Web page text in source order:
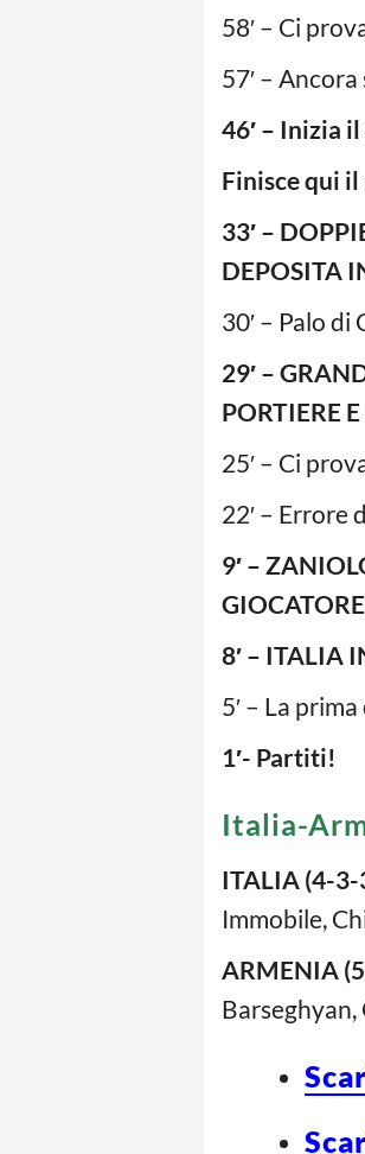
58′ – Ci
57′ –
46′ – Inizia
Finisce qui
33′ –
DEPOSITA
30′ – Palo
29′ –
PORTIERE
25′ – Ci
22′ –
9′ –
8′ – ITALIA
5′ – La
1′- Partiti!
Italia-
ITALIA (4-3-
Immobile,
ARMENIA